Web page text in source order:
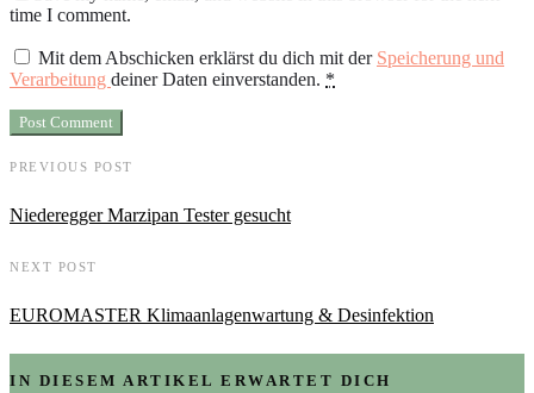
time I comment.
Mit dem Abschicken erklärst du dich mit der Speicherung und
Verarbeitung deiner Daten einverstanden. *
PREVIOUS POST
Niederegger Marzipan Tester gesucht
NEXT POST
EUROMASTER Klimaanlagenwartung & Desinfektion
IN DIESEM ARTIKEL ERWARTET DICH